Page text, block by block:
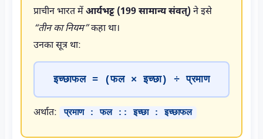
प्राचीन भारत मेंआर्यभट्ट (199 सामान्य संवत्) ने इसे
“तीन का नियम”कहा था।
उनका सूत्र था:
इच्छाफल = (फल × इच्छा) ÷ प्रमाण
अर्थात: प्रमाण : फल :: इच्छा : इच्छाफल